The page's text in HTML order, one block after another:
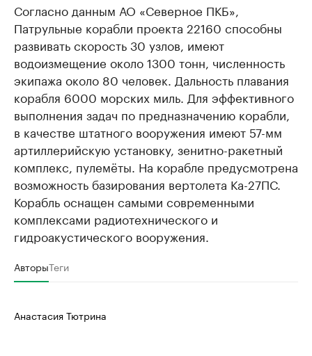
Согласно данным АО «Северное ПКБ»,
Патрульные корабли проекта 22160 способны
развивать скорость 30 узлов, имеют
водоизмещение около 1300 тонн, численность
экипажа около 80 человек. Дальность плавания
корабля 6000 морских миль. Для эффективного
выполнения задач по предназначению корабли,
в качестве штатного вооружения имеют 57-мм
артиллерийскую установку, зенитно-ракетный
комплекс, пулемёты. На корабле предусмотрена
возможность базирования вертолета Ка-27ПС.
Корабль оснащен самыми современными
комплексами радиотехнического и
гидроакустического вооружения.
АвторыТеги
Анастасия Тютрина